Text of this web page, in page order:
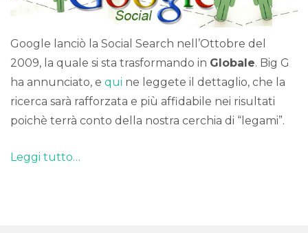
Google lanciò la Social Search nell’Ottobre del
2009, la quale si sta trasformando in Globale. Big G
ha annunciato, e qui ne leggete il dettaglio, che la
ricerca sarà rafforzata e più affidabile nei risultati
poichè terrà conto della nostra cerchia di “legami”.
Leggi tutto…